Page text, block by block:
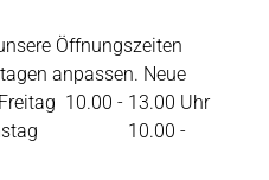
Öffnungszeiten
anpassen. Neue
10.00 - 13.00 Uhr
Samstag 10.00 -